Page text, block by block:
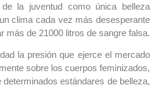
la juventud como única belleza
clima cada vez más desesperante
más de 21000 litros de sangre falsa.
la presión que ejerce el mercado
sobre los cuerpos feminizados,
estándares de belleza,